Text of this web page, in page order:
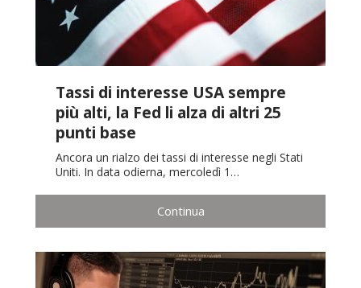
Tassi di interesse USA sempre
più alti, la Fed li alza di altri 25
punti base
Ancora un rialzo dei tassi di interesse negli Stati
Uniti. In data odierna, mercoledì 1…
Continua